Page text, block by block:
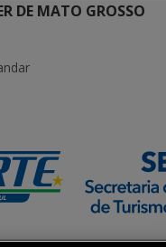
DE MATO GROSSO